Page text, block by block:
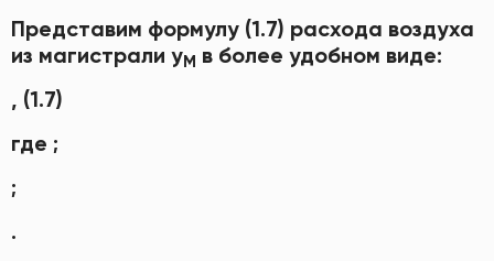
Представим формулу (1.7) расхода воздуха
из магистрали уМ в более удобном виде:
, (1.7)
где ;
;
.